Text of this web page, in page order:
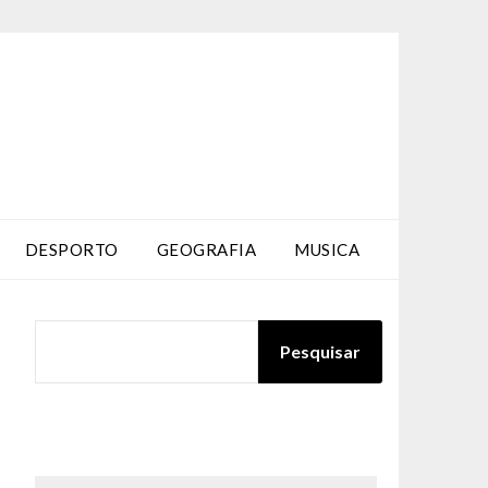
DESPORTO GEOGRAFIA MUSICA
Pesquisar